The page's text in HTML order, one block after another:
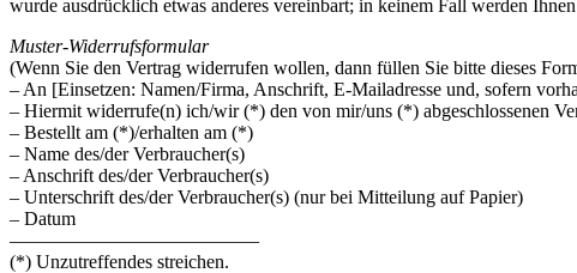
wurde ausdrücklich etwas anderes vereinbart; in keinem Fall werden
Muster-Widerrufsformular
(Wenn Sie den Vertrag widerrufen wollen, dann füllen Sie bitte dieses
– An [Einsetzen: Namen/Firma, Anschrift, E-Mailadresse und, sofern
– Hiermit widerrufe(n) ich/wir (*) den von mir/uns (*) abgeschlossenen
– Bestellt am (*)/erhalten am (*)
– Name des/der Verbraucher(s)
– Anschrift des/der Verbraucher(s)
– Unterschrift des/der Verbraucher(s) (nur bei Mitteilung auf Papier)
– Datum
—————————————
(*) Unzutreffendes streichen.